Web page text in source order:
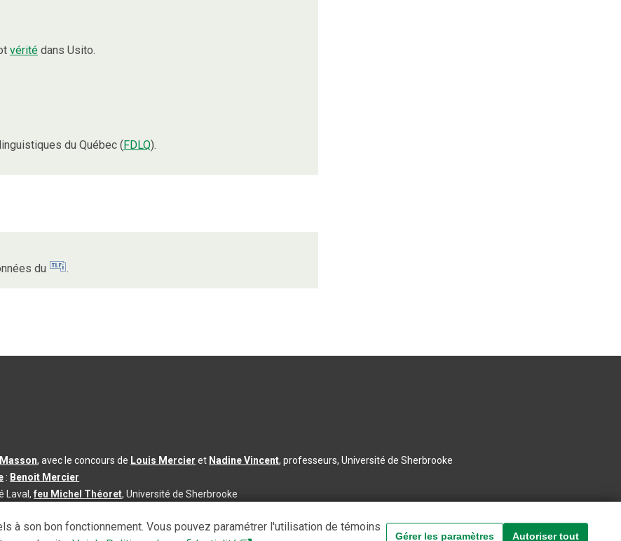
vérité dans Usito.
du Québec (FDLQ).
du
.
, avec le concours de Louis Mercier et Nadine Vincent, professeurs, Université de Sherbrooke
: Benoit Mercier
Laval,feu Michel Théoret, Université de Sherbrooke
à jour du contenu :2026-08-03
à son bon fonctionnement. Vous pouvez paramétrer l'utilisation de témoins
Gérer les paramètres Autoriser tout